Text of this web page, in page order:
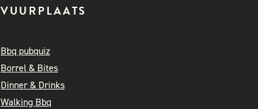
VUURPLAATS
Bbq pubquiz
Borrel & Bites
Dinner & Drinks
Walking Bbq